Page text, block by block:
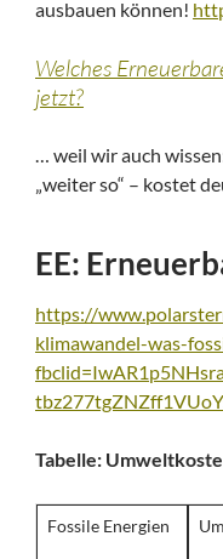
ausbauen können!
Welches
jetzt?
… weil wir auch
„weiter so“ – kostet
EE:
https://
klimawandel-was-
Tabelle:
Fossile Energien